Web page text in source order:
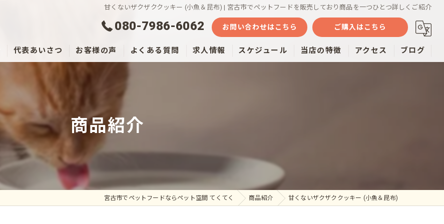
甘くないザクザククッキー (小魚＆昆布) | 宮古市でペットフードを販売しており商品を一つひとつ詳しくご紹介
080-7986-6062 お問い合わせはこちら ご購入はこちら
代表あいさつ お客様の声 よくある質問 求人情報 スケジュール 当店の特徴 アクセス ブログ
商品紹介
宮古市でペットフードならペット空間 てくてく 商品紹介 甘くないザクザククッキー (小魚＆昆布)